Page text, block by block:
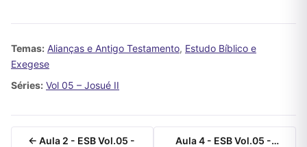
Temas: Alianças e Antigo Testamento, Estudo Bíblico e
Exegese
Séries: Vol 05 – Josué II
← Aula 2 - ESB Vol.05 -
Aula 4 - ESB Vol.05 -…